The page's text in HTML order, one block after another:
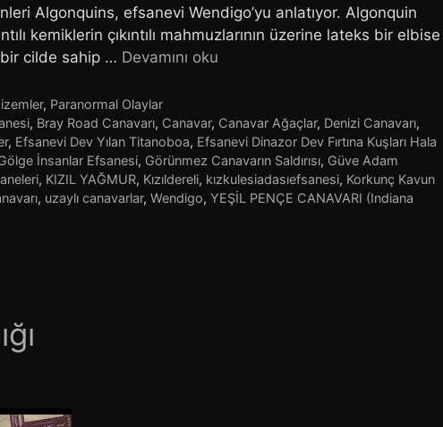
Algonquins, efsanevi Wendigo’yu anlatıyor. Algonquin
kemiklerin çıkıntılı mahmuzlarının üzerine lateks bir elbise
bir cilde sahip … Devamını oku
, Paranormal Olaylar
, Bray Road Canavarı, Canavar, Canavar Ağaçlar, Denizi Canavarı,
, Efsanevi Dev Yılan Titanoboa, Efsanevi Dinazor Dev Fırtına Kuşları Hala
İnsanlar Efsanesi, Görünmez Canavarın Saldırısı, Güve Adam
, KIZIL YAĞMUR, Kızıldereli, kızkulesiadasıefsanesi, Korkunç Kavun
, uzaylı canavarlar, Wendigo, YEŞİL PENÇE CANAVARI (Indiana